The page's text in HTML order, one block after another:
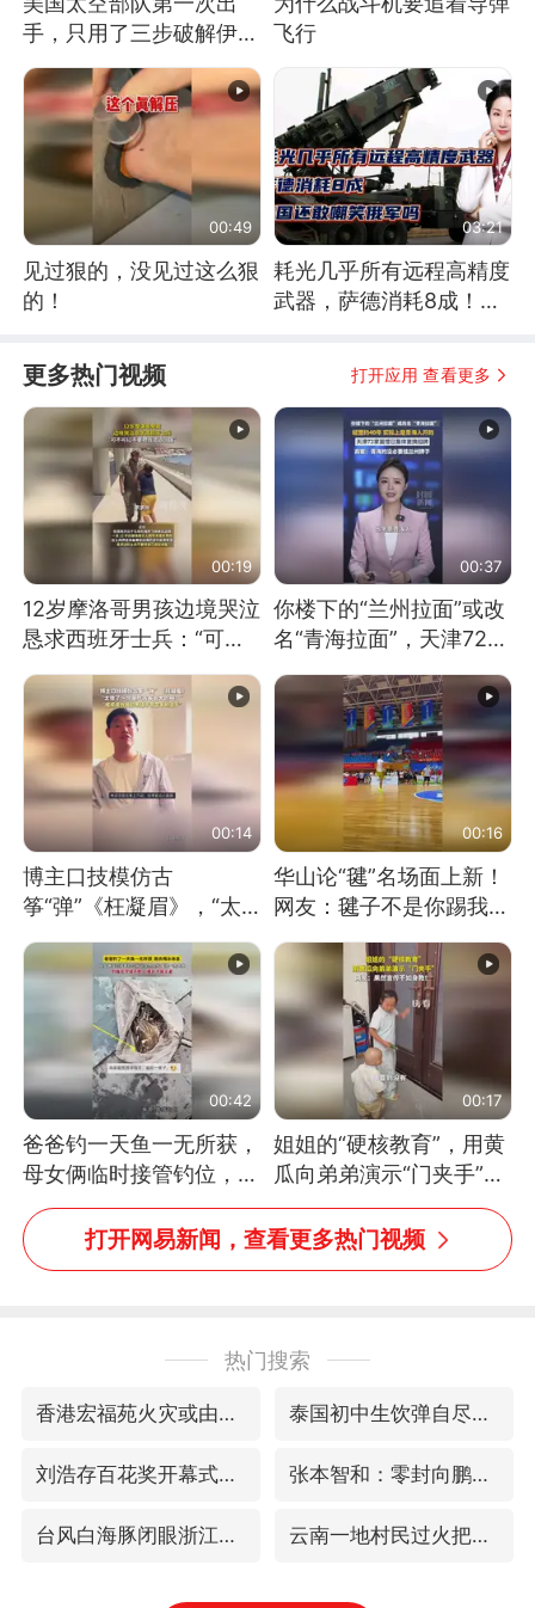
手，只用了三步破解伊朗
防空
飞行
00:49
见过狠的，没见过这么狠
的！
03:21
耗光几乎所有远程高精度
武器，萨德消耗8成！美
更多热门视频 打开应用 查看更多
00:19
12岁摩洛哥男孩边境哭泣
恳求西班牙士兵：“可不
00:37
你楼下的“兰州拉面”或改
名“青海拉面”，天津72家
00:14
博主口技模仿古
筝“弹”《枉凝眉》，“太
吗？”“或将成为首位考级
不带古筝的选手。”（来
源：新华每日电讯）
00:16
华山论“毽”名场面上新！
网友：毽子不是你踢我
00:42
爸爸钓一天鱼一无所获，
母女俩临时接管钓位，用
玩具鱼竿钓上大鱼
00:17
姐姐的“硬核教育”，用黄
瓜向弟弟演示“门夹手”，
网友：果然言传不如身
教！
打开网易新闻，查看更多热门视频
热门搜索
香港宏福苑火灾或由烟头引起 泰国初中生饮弹自尽前开了26枪
刘浩存百花奖开幕式红裙起舞 张本智和：零封向鹏不意外
台风白海豚闭眼浙江上海处于危险半圆 云南一地村民过火把节意外灼伤16人